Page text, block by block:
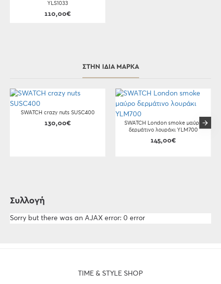
YLS1033
110,00€
ΣΤΗΝ ΊΔΙΑ ΜΆΡΚΑ
SWATCH crazy nuts SUSC400
130,00€
SWATCH London smoke μαύρο
δερμάτινο λουράκι YLM700
145,00€
Συλλογή
Sorry but there was an AJAX error: 0 error
TIME & STYLE SHOP